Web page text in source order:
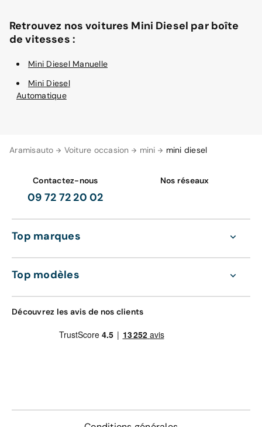
Aramisauto Voiture occasion mini mini diesel
Retrouvez nos voitures Mini Diesel par boîte
de vitesses :
Mini Diesel Manuelle
Mini Diesel
Automatique
Contactez-nous
09 72 72 20 02
Nos réseaux
Top marques
Top modèles
Découvrez les avis de nos clients